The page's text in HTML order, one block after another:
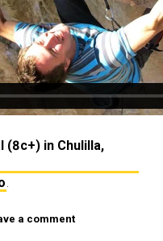
(8c+) in Chulilla,
.
a comment